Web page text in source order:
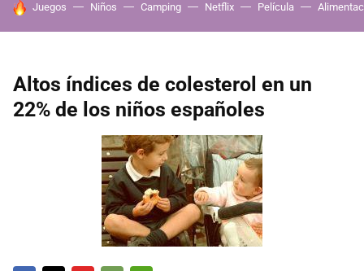
HOY SE HABLA DE
Juegos Niños Camping Netflix Película
Altos índices de colesterol en un
22% de los niños españoles